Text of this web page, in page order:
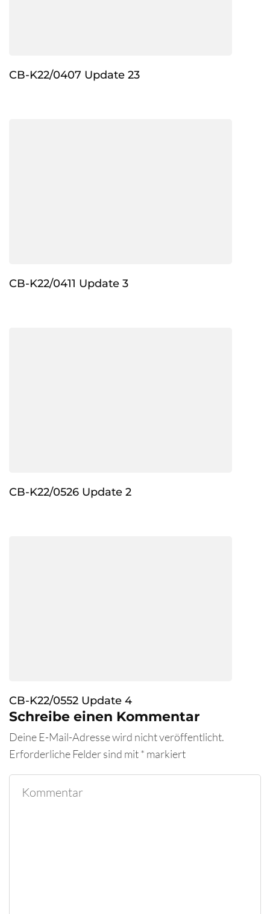
CB-K22/0407 Update 23
CB-K22/0411 Update 3
CB-K22/0526 Update 2
CB-K22/0552 Update 4
Schreibe einen Kommentar
Deine E-Mail-Adresse wird nicht veröffentlicht.
Erforderliche Felder sind mit* markiert